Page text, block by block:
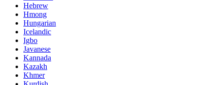
Hebrew
Hmong
Hungarian
Icelandic
Igbo
Javanese
Kannada
Kazakh
Khmer